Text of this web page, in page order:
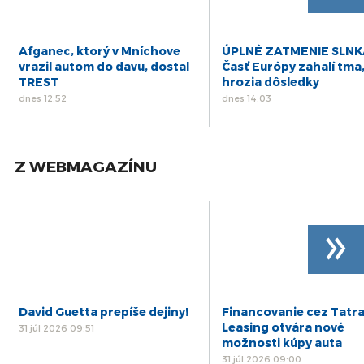
Afganec, ktorý v Mníchove
vrazil autom do davu, dostal
TREST
dnes 12:52
ÚPLNÉ ZATMENIE
Časť Európy zahalí tma,
hrozia dôsledky
dnes 14:03
Z WEBMAGAZÍNU
David Guetta prepíše dejiny!
31 júl 2026 09:51
Financovanie cez Tatra
Leasing otvára nové
možnosti kúpy auta
31 júl 2026 09:00
»